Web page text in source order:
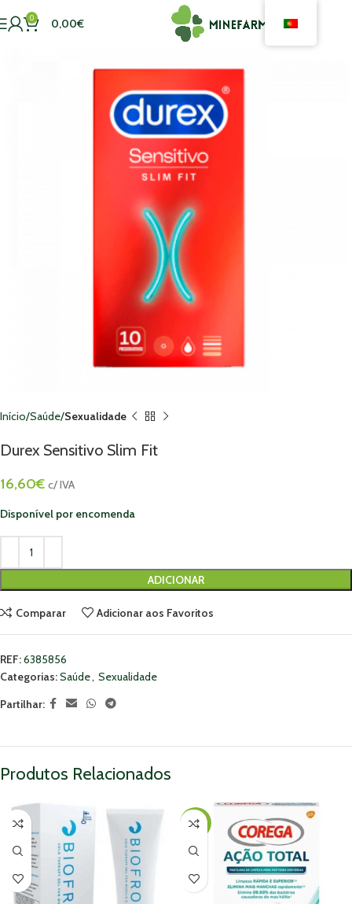
0 0,00€
Início Saúde Sexualidade
Durex Sensitivo Slim Fit
16,60€ c/ IVA
Disponível por encomenda
ADICIONAR
Comparar Adicionar aos Favoritos
REF:6385856
Categorias:Saúde, Sexualidade
Partilhar:
Produtos Relacionados
-16%